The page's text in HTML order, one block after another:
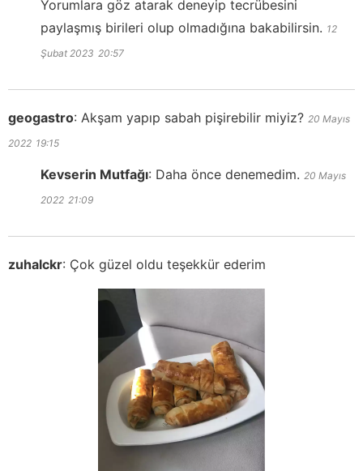
Yorumlara göz atarak deneyip tecrübesini
paylaşmış birileri olup olmadığına bakabilirsin. 12
Şubat 2023 20:57
geogastro: Akşam yapıp sabah pişirebilir miyiz? 20 Mayıs
2022 19:15
Kevserin Mutfağı: Daha önce denemedim. 20 Mayıs
2022 21:09
zuhalckr: Çok güzel oldu teşekkür ederim